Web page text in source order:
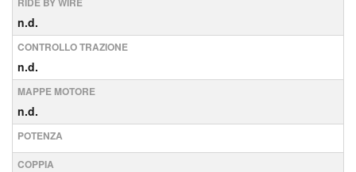
n.d.
CONTROLLO TRAZIONE
n.d.
MAPPE MOTORE
n.d.
POTENZA
COPPIA